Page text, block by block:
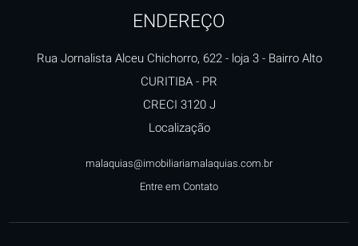
ENDEREÇO
Rua Jornalista Alceu Chichorro, 622 - loja 3- Bairro Alto
CURITIBA - PR
CRECI 3120 J
Localização
malaquias@imobiliariamalaquias.com.br
Entre em Contato